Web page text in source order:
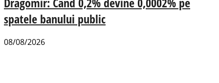
spatele banului public
08/08/2026